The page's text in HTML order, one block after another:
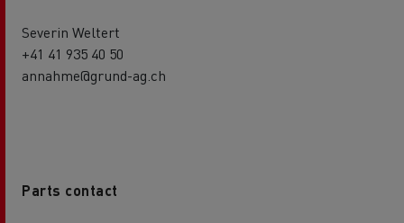
Severin Weltert
+41 41 935 40 50
annahme@grund-ag.ch
Parts contact